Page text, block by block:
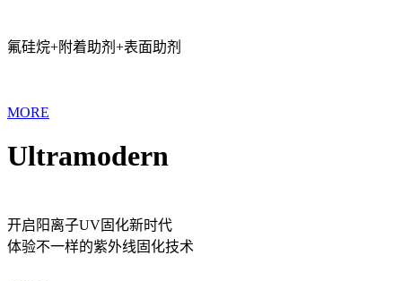
氟硅烷+附着助剂+表面助剂
MORE
Ultramodern
开启阳离子UV固化新时代
体验不一样的紫外线固化技术